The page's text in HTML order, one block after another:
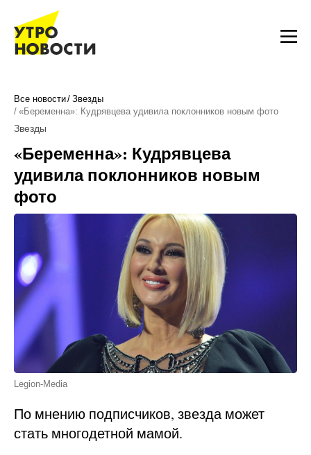
Все новости Звезды
«Беременна»: Кудрявцева удивила поклонников новым фото
Звезды
«Беременна»: Кудрявцева
удивила поклонников новым
фото
Legion-Media
По мнению подписчиков, звезда может
стать многодетной мамой.